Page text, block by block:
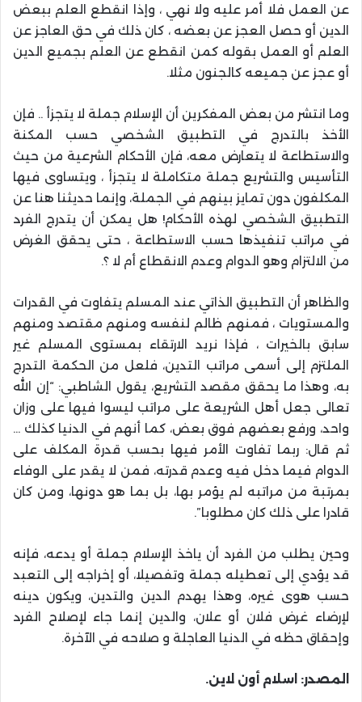
عن العمل فلا أمر عليه ولا نهي ، وإذا انقطع العلم ببعض
الدين أو حصل العجز عن بعضه ، كان ذلك في حق العاجز عن
العلم أو العمل بقوله كمن انقطع عن العلم بجميع الدين
أو عجز عن جميعه كالجنون مثلا.
وما انتشر من بعض المفكرين أن الإسلام جملة لا يتجزأ .. فإن
الأخذ بالتدرج في التطبيق الشخصي حسب المكنة
والاستطاعة لا يتعارض معه، فإن الأحكام الشرعية من حيث
التأسيس والتشريع جملة متكاملة لا يتجزأ ، ويتساوى فيها
المكلفون دون تمايز بينهم في الجملة، وإنما حديثنا هنا عن
التطبيق الشخصي لهذه الأحكام! هل يمكن أن يتدرج الفرد
في مراتب تنفيذها حسب الاستطاعة ، حتى يحقق الغرض
من الالتزام وهو الدوام وعدم الانقطاع أم لا ؟.
والظاهر أن التطبيق الذاتي عند المسلم يتفاوت في القدرات
والمستويات ، فمنهم ظالم لنفسه ومنهم مقتصد ومنهم
سابق بالخيرات ، فإذا نريد الارتقاء بمستوى المسلم غير
الملتزم إلى أسمى مراتب التدين، فلعل من الحكمة التدرج
به، وهذا ما يحقق مقصد التشريع، يقول الشاطبي: “إن الله
تعالى جعل أهل الشريعة على مراتب ليسوا فيها على وزان
واحد، ورفع بعضهم فوق بعض، كما أنهم في الدنيا كذلك …
ثم قال: ربما تفاوت الأمر فيها بحسب قدرة المكلف على
الدوام فيما دخل فيه وعدم قدرته، فمن لا يقدر على الوفاء
بمرتبة من مراتبه لم يؤمر بها، بل بما هو دونها، ومن كان
قادرا على ذلك كان مطلوبا”.
وحين يطلب من الفرد أن ياخذ الإسلام جملة أو يدعه، فإنه
قد يؤدي إلى تعطيله جملة وتفصيلا، أو إخراجه إلى التعبد
حسب هوى غيره، وهذا يهدم الدين والتدين، ويكون دينه
لإرضاء غرض فلان أو علان، والدين إنما جاء لإصلاح الفرد
وإحقاق حظه في الدنيا العاجلة و صلاحه في الآخرة.
المصدر: اسلام أون لاين.